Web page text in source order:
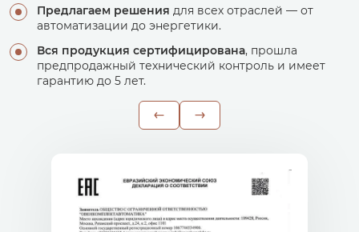
Предлагаем решения для всех отраслей — от
автоматизации до энергетики.
Вся продукция сертифицирована, прошла
предпродажный технический контроль и имеет
гарантию до 5 лет.